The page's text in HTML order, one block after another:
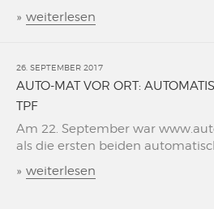
» weiterlesen
26. SEPTEMBER 2017
AUTO-MAT VOR ORT:
TPF
Am 22. September war
als die ersten beiden
» weiterlesen